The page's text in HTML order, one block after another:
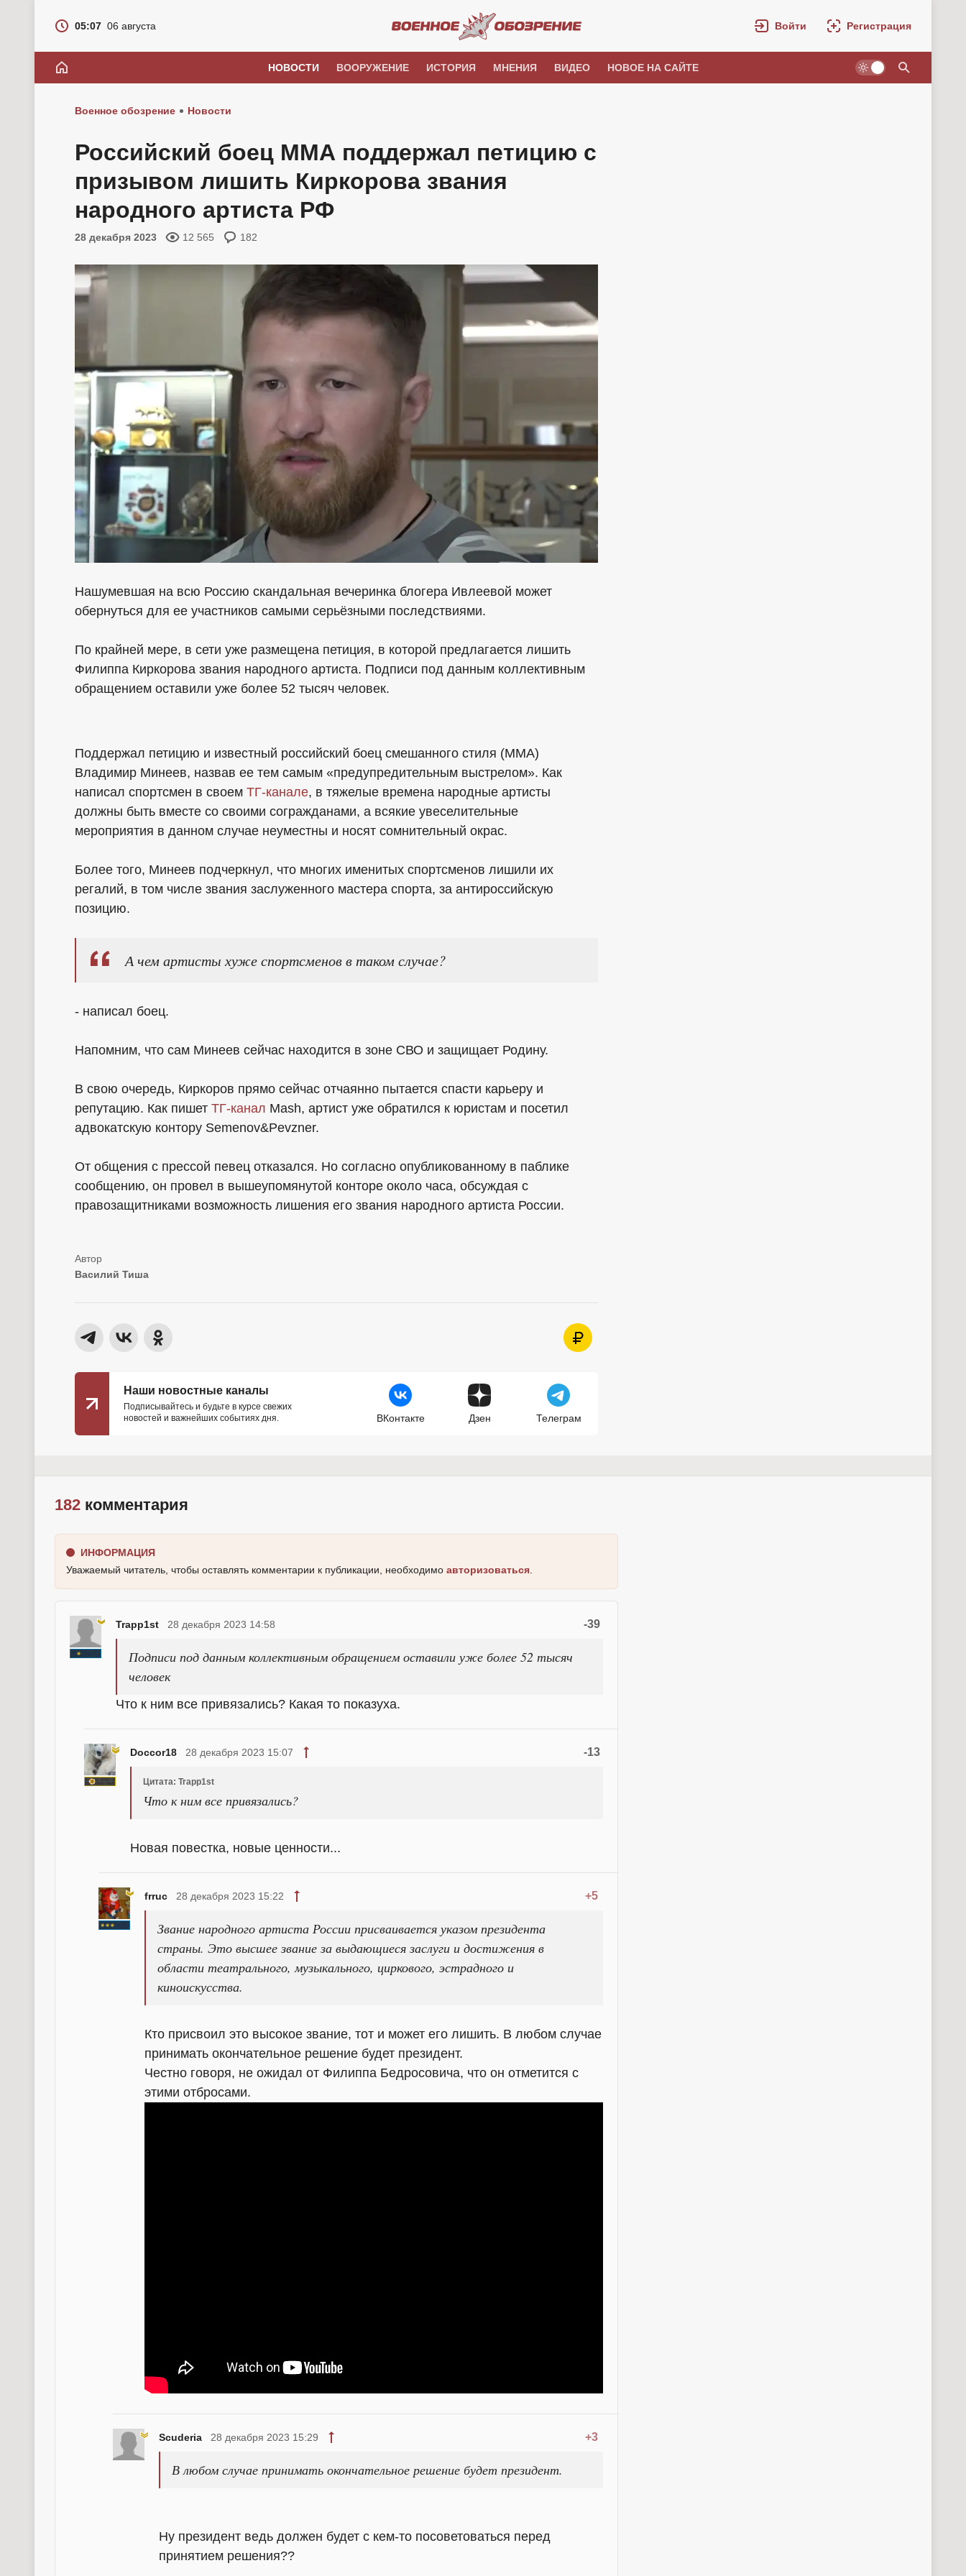
05:07 06 августа Войти Регистрация
НОВОСТИ ВООРУЖЕНИЕ ИСТОРИЯ МНЕНИЯ ВИДЕО НОВОЕ НА САЙТЕ
Военное обозрение Новости
Российский боец ММА поддержал петицию с
призывом лишить Киркорова звания
народного артиста РФ
28 декабря 2023 12 565 182
Нашумевшая на всю Россию скандальная вечеринка блогера Ивлеевой может
обернуться для ее участников самыми серьёзными последствиями.
По крайней мере, в сети уже размещена петиция, в которой предлагается лишить
Филиппа Киркорова звания народного артиста. Подписи под данным коллективным
обращением оставили уже более 52 тысяч человек.
Поддержал петицию и известный российский боец смешанного стиля (ММА)
Владимир Минеев, назвав ее тем самым «предупредительным выстрелом». Как
написал спортсмен в своем ТГ-канале, в тяжелые времена народные артисты
должны быть вместе со своими согражданами, а всякие увеселительные
мероприятия в данном случае неуместны и носят сомнительный окрас.
Более того, Минеев подчеркнул, что многих именитых спортсменов лишили их
регалий, в том числе звания заслуженного мастера спорта, за антироссийскую
позицию.
А чем артисты хуже спортсменов в таком случае?
- написал боец.
Напомним, что сам Минеев сейчас находится в зоне СВО и защищает Родину.
В свою очередь, Киркоров прямо сейчас отчаянно пытается спасти карьеру и
репутацию. Как пишет ТГ-канал Mash, артист уже обратился к юристам и посетил
адвокатскую контору Semenov&Pevzner.
От общения с прессой певец отказался. Но согласно опубликованному в паблике
сообщению, он провел в вышеупомянутой конторе около часа, обсуждая с
правозащитниками возможность лишения его звания народного артиста России.
Василий Тиша
Наши новостные каналы
Подписывайтесь и будьте в курсе свежих
новостей и важнейших событиях дня.
ВКонтакте Дзен Телеграм
182 комментария
ИНФОРМАЦИЯ
Уважаемый читатель, чтобы оставлять комментарии к публикации, необходимо авторизоваться
Trapp1st -39
28 декабря 2023 14:58
Подписи под данным коллективным обращением оставили уже более 52 тысяч
человек
Что к ним все привязались? Какая то показуха.
Doccor18 -13
28 декабря 2023 15:07
Цитата: Trapp1st
Что к ним все привязались?
Новая повестка, новые ценности...
frruc +5
28 декабря 2023 15:22
Звание народного артиста России присваивается указом президента
страны. Это высшее звание за выдающиеся заслуги и достижения в
области театрального, музыкального, циркового, эстрадного и
киноискусства.
Кто присвоил это высокое звание, тот и может его лишить. В любом случае
принимать окончательное решение будет президент.
Честно говоря, не ожидал от Филиппа Бедросовича, что он отметится с
этими отбросами.
Scuderia +3
28 декабря 2023 15:29
В любом случае принимать окончательное решение будет президент.
Ну президент ведь должен будет с кем-то посоветоваться перед
принятием решения??